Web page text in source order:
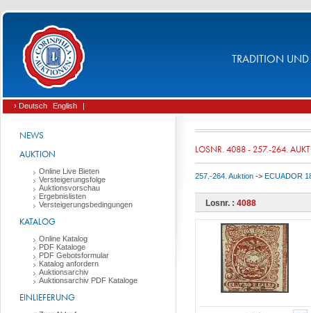
TRADITION UND
› Deutsch English |
NEWS
AUKTION
Online Live Bieten
Versteigerungsfolge
Auktionsvorschau
Ergebnislisten
Versteigerungsbedingungen
KATALOG
Online Katalog
PDF Kataloge
PDF Gebotsformular
Katalog anfordern
Auktionsarchiv
Auktionsarchiv PDF Kataloge
EINLIEFERUNG
LOSNR. 4088 - 257.-264.
257.-264. Auktion -> ECUADOR
Losnr. : 4088